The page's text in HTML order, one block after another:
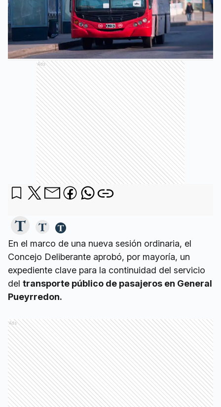
Ads
En el marco de una nueva sesión ordinaria, el
Concejo Deliberante aprobó, por mayoría, un
expediente clave para la continuidad del servicio
del transporte público de pasajeros en General
Pueyrredon.
Ads